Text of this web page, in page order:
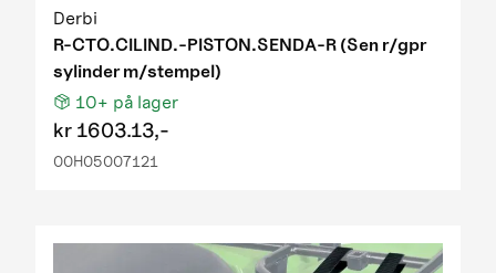
Derbi
R-CTO.CILIND.-PISTON.SENDA-R (Sen r/gpr
sylinder m/stempel)
10+ på lager
kr 1603.13,-
00H05007121